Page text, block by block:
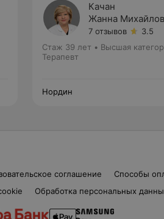
Качан
Жанна
7 отзывов
3.5
Стаж 39 лет • Высшая
Терапевт
Нордин
соглашение Способы
Обработка персональных